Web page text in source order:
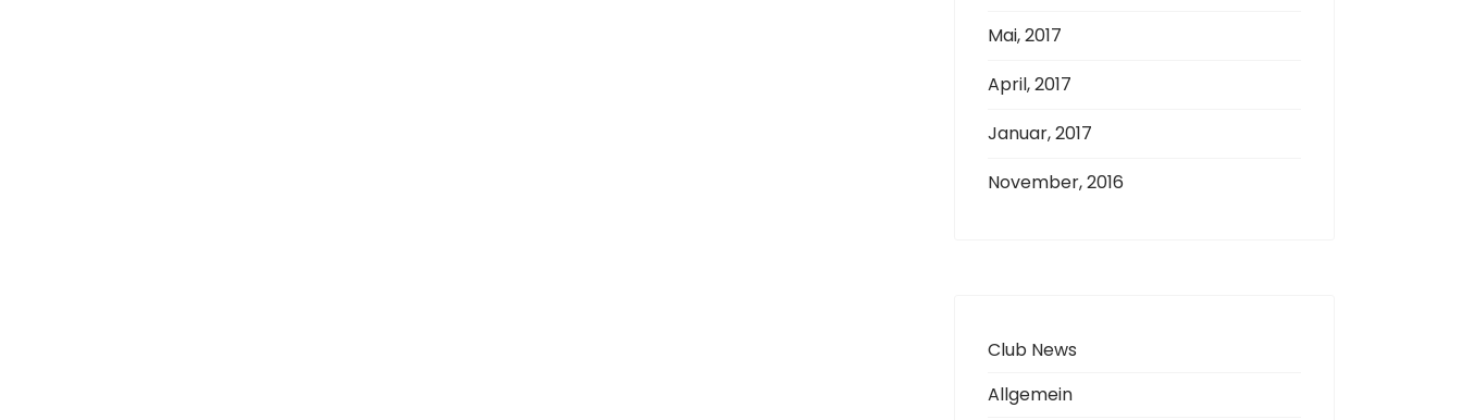
Mai, 2017
April, 2017
Januar, 2017
November, 2016
Club News
Allgemein